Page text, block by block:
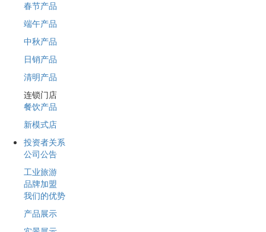
春节产品
端午产品
中秋产品
日销产品
清明产品
连锁门店
餐饮产品
新模式店
投资者关系
公司公告
工业旅游
品牌加盟
我们的优势
产品展示